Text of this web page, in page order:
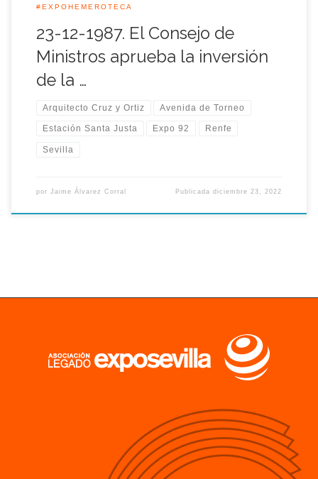
#EXPOHEMEROTECA
23-12-1987. El Consejo de
Ministros aprueba la inversión
de la …
Arquitecto Cruz y Ortiz Avenida de Torneo
Estación Santa Justa Expo 92 Renfe
Sevilla
por Jaime Álvarez Corral Publicadadiciembre 23, 2022